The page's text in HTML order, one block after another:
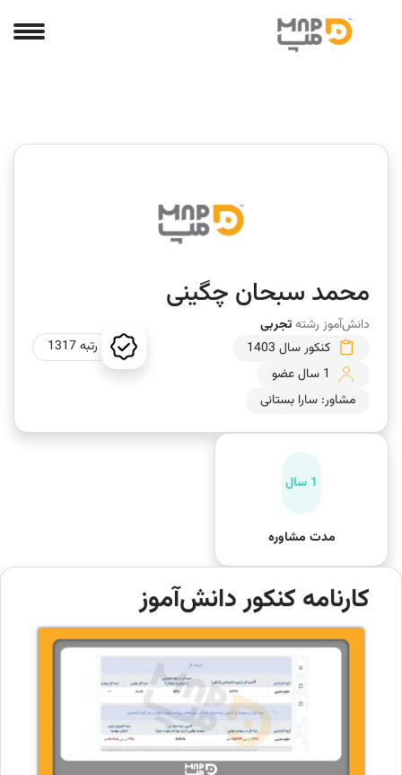
محمد سبحان چگینی
دانش‌آموز رشتهتجربی
کنکور سال 1403
1 سال عضو
مشاور: سارا بستانی
رتبه 1317
1 سال
مدت مشاوره
کارنامه کنکور دانش‌آموز